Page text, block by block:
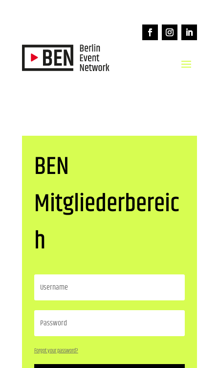
BEN
Mitgliederbereic
h
Forgot your password?